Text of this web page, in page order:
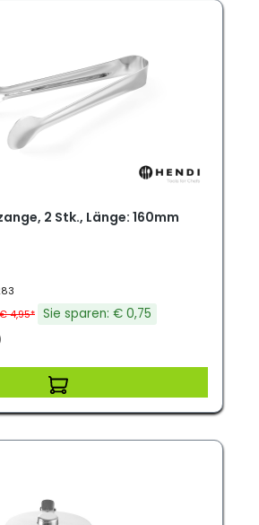
2 Stk., Länge: 160mm
4,95* Sie sparen: € 0,75